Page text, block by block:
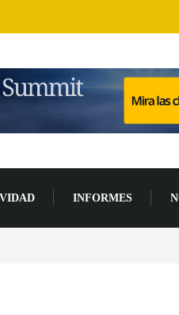
INFORMES